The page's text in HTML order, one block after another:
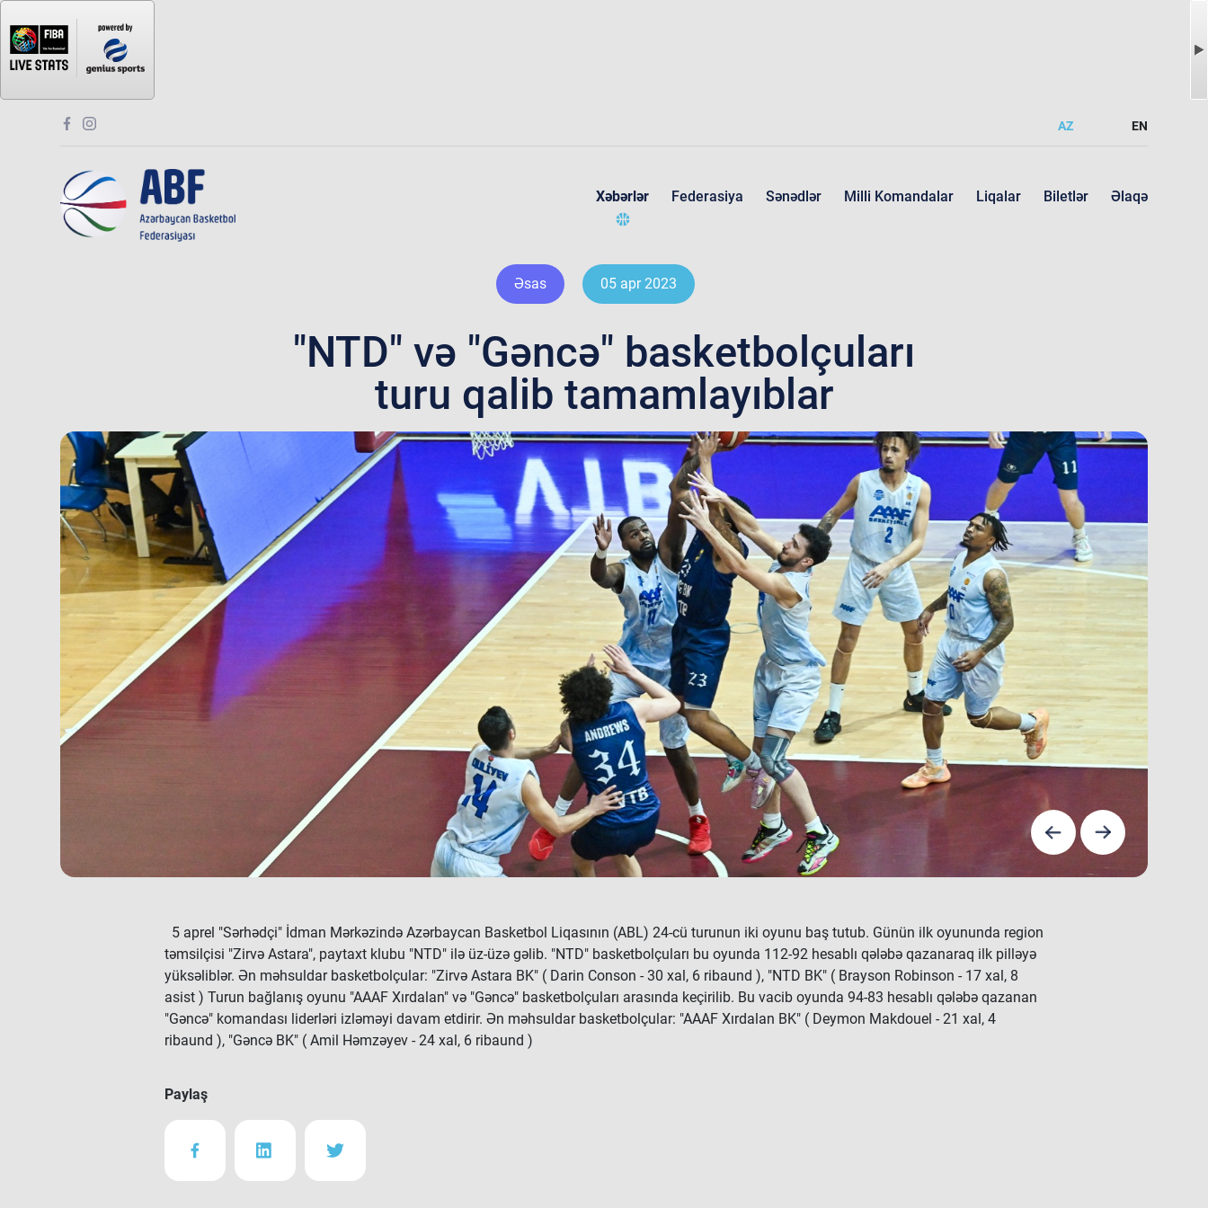
AZ EN
Xəbərlər Federasiya Sənədlər Milli Komandalar Liqalar Biletlər Əlaqə
Əsas 05 apr 2023
"NTD" və "Gəncə" basketbolçuları
turu qalib tamamlayıblar
5 aprel "Sərhədçi" İdman Mərkəzində Azərbaycan Basketbol Liqasının (ABL) 24-cü turunun iki oyunu baş tutub. Günün ilk oyununda region
təmsilçisi "Zirvə Astara", paytaxt klubu "NTD" ilə üz-üzə gəlib. "NTD" basketbolçuları bu oyunda 112-92 hesablı qələbə qazanaraq ilk pilləyə
yüksəliblər. Ən məhsuldar basketbolçular: "Zirvə Astara BK" ( Darin Conson - 30 xal, 6 ribaund ), "NTD BK" ( Brayson Robinson - 17 xal, 8
asist ) Turun bağlanış oyunu "AAAF Xırdalan" və "Gəncə" basketbolçuları arasında keçirilib. Bu vacib oyunda 94-83 hesablı qələbə qazanan
"Gəncə" komandası liderləri izləməyi davam etdirir. Ən məhsuldar basketbolçular: "AAAF Xırdalan BK" ( Deymon Makdouel - 21 xal, 4
ribaund ), "Gəncə BK" ( Amil Həmzəyev - 24 xal, 6 ribaund )
Paylaş